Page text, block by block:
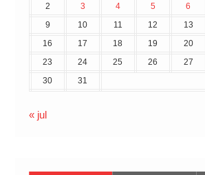
2
3 4 5 6
9
10 11 12 13
16
17 18 19 20
23
24 25 26 27
30
31
« jul